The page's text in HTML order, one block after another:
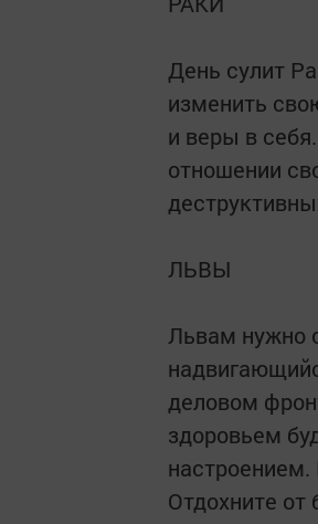
День сулит
изменить
и веры в
отношении
ЛЬВЫ
Львам нужно
деловом
здоровьем
Отдохните